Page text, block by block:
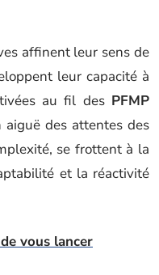
affinent leur sens de
leur capacité à
au fil des PFMP
des attentes des
se frottent à la
et la réactivité
vous lancer